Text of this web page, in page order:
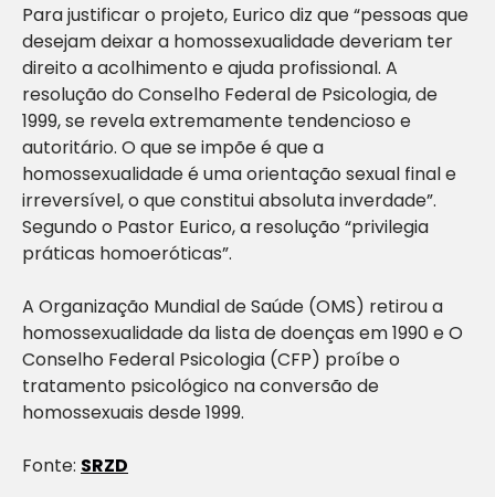
Para justificar o projeto, Eurico diz que “pessoas que
desejam deixar a homossexualidade deveriam ter
direito a acolhimento e ajuda profissional. A
resolução do Conselho Federal de Psicologia, de
1999, se revela extremamente tendencioso e
autoritário. O que se impõe é que a
homossexualidade é uma orientação sexual final e
irreversível, o que constitui absoluta inverdade”.
Segundo o Pastor Eurico, a resolução “privilegia
práticas homoeróticas”.
A Organização Mundial de Saúde (OMS) retirou a
homossexualidade da lista de doenças em 1990 e O
Conselho Federal Psicologia (CFP) proíbe o
tratamento psicológico na conversão de
homossexuais desde 1999.
Fonte: SRZD